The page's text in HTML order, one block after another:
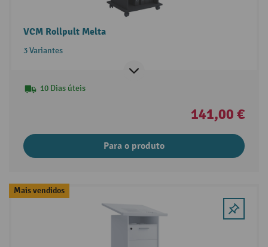
VCM Rollpult Melta
3 Variantes
10 Dias úteis
141,00 €
Para o produto
Mais vendidos